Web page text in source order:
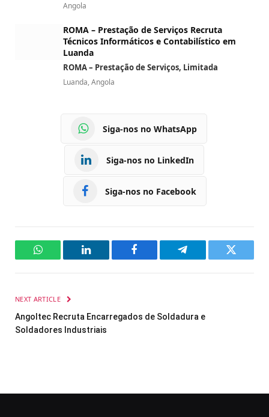
Angola
ROMA – Prestação de Serviços Recruta
Técnicos Informáticos e Contabilístico em
Luanda
ROMA – Prestação de Serviços, Limitada
Luanda, Angola
Siga-nos no WhatsApp
Siga-nos no LinkedIn
Siga-nos no Facebook
WhatsAppLinkedIn Facebook Telegram Twitter
NEXT ARTICLE
Angoltec Recruta Encarregados de Soldadura e
Soldadores Industriais